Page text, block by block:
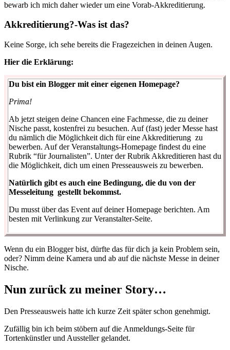
bewarb ich mich daher wieder um eine Vorab-Akkreditierung.
Akkreditierung?-Was ist das?
Keine Sorge, ich sehe bereits die Fragezeichen in deinen Augen.
Hier die Erklärung:
Du bist ein Blogger mit einer eigenen Homepage?
Prima!
Ab jetzt steigen deine Chancen eine Fachmesse, die zu deiner
Nische passt, kostenfrei zu besuchen. Auf (fast) jeder Messe hast
du nämlich die Möglichkeit dich für eine Akkreditierung zu
bewerben. Auf der Veranstaltungs-Homepage findest du eine
Rubrik “für Journalisten”. Unter der Rubrik Akkreditieren hast du
die Möglichkeit, dich um einen Presseausweis zu bewerben.
Natürlich gibt es auch eine Bedingung, die du von der
Messeleitung gestellt bekommst.
Du musst über das Event auf deiner Homepage berichten. Am
besten mit Verlinkung zur Veranstalter-Seite.
Wenn du ein Blogger bist, dürfte das für dich ja kein Problem sein,
oder? Nimm deine Kamera und ab auf die nächste Messe in deiner
Nische.
Nun zurück zu meiner Story…
Den Presseausweis hatte ich kurze Zeit später schon genehmigt.
Zufällig bin ich beim stöbern auf die Anmeldungs-Seite für
Tortenkünstler und Aussteller gelandet.